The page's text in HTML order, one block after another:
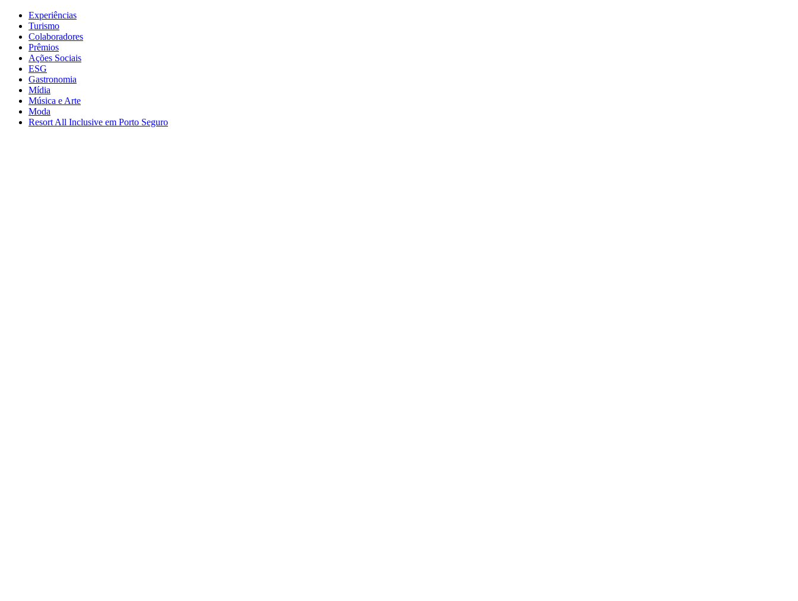
Experiências
Turismo
Colaboradores
Prêmios
Ações Sociais
ESG
Gastronomia
Mídia
Música e Arte
Moda
Resort All Inclusive em Porto Seguro